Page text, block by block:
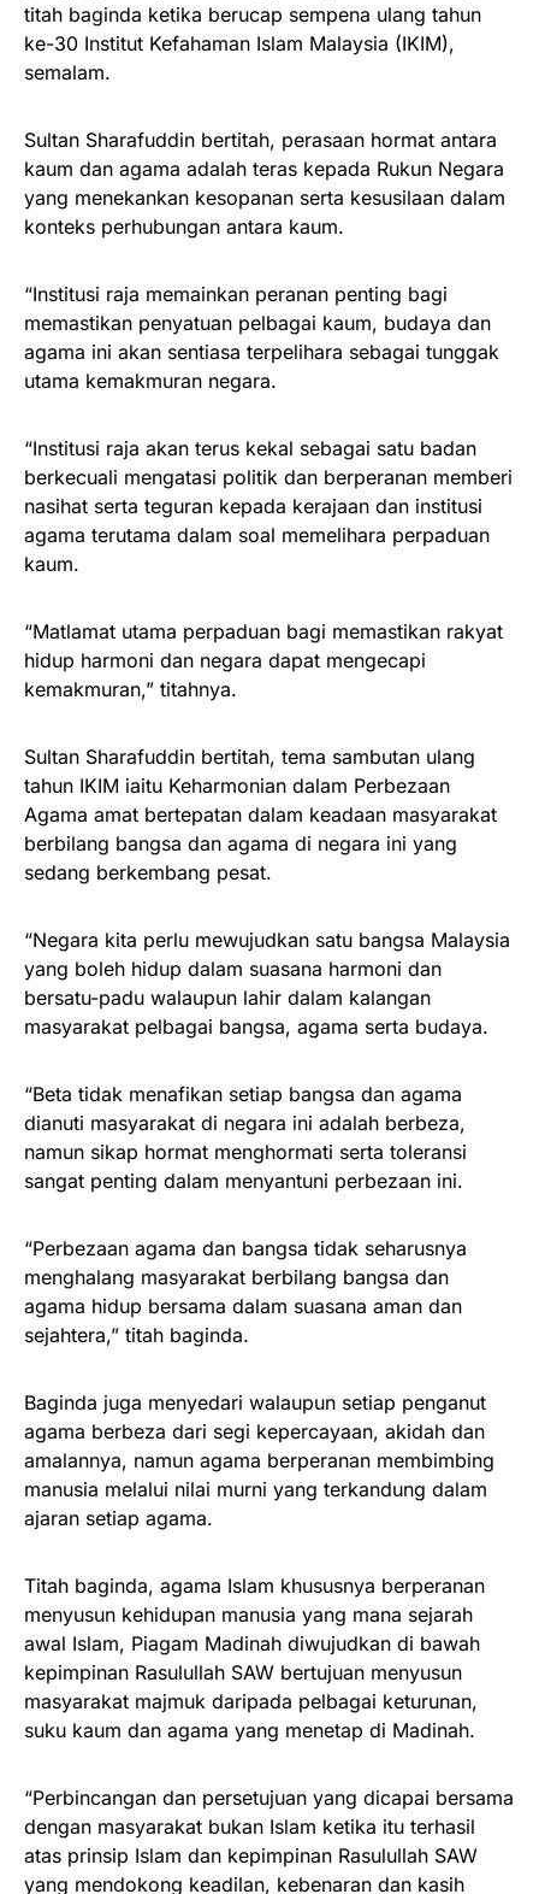
titah baginda ketika berucap sempena ulang tahun
ke-30 Institut Kefahaman Islam Malaysia (IKIM),
semalam.
Sultan Sharafuddin bertitah, perasaan hormat antara
kaum dan agama adalah teras kepada Rukun Negara
yang menekankan kesopanan serta kesusilaan dalam
konteks perhubungan antara kaum.
“Institusi raja memainkan peranan penting bagi
memastikan penyatuan pelbagai kaum, budaya dan
agama ini akan sentiasa terpelihara sebagai tunggak
utama kemakmuran negara.
“Institusi raja akan terus kekal sebagai satu badan
berkecuali mengatasi politik dan berperanan memberi
nasihat serta teguran kepada kerajaan dan institusi
agama terutama dalam soal memelihara perpaduan
kaum.
“Matlamat utama perpaduan bagi memastikan rakyat
hidup harmoni dan negara dapat mengecapi
kemakmuran,” titahnya.
Sultan Sharafuddin bertitah, tema sambutan ulang
tahun IKIM iaitu Keharmonian dalam Perbezaan
Agama amat bertepatan dalam keadaan masyarakat
berbilang bangsa dan agama di negara ini yang
sedang berkembang pesat.
“Negara kita perlu mewujudkan satu bangsa Malaysia
yang boleh hidup dalam suasana harmoni dan
bersatu-padu walaupun lahir dalam kalangan
masyarakat pelbagai bangsa, agama serta budaya.
“Beta tidak menafikan setiap bangsa dan agama
dianuti masyarakat di negara ini adalah berbeza,
namun sikap hormat menghormati serta toleransi
sangat penting dalam menyantuni perbezaan ini.
“Perbezaan agama dan bangsa tidak seharusnya
menghalang masyarakat berbilang bangsa dan
agama hidup bersama dalam suasana aman dan
sejahtera,” titah baginda.
Baginda juga menyedari walaupun setiap penganut
agama berbeza dari segi kepercayaan, akidah dan
amalannya, namun agama berperanan membimbing
manusia melalui nilai murni yang terkandung dalam
ajaran setiap agama.
Titah baginda, agama Islam khususnya berperanan
menyusun kehidupan manusia yang mana sejarah
awal Islam, Piagam Madinah diwujudkan di bawah
kepimpinan Rasulullah SAW bertujuan menyusun
masyarakat majmuk daripada pelbagai keturunan,
suku kaum dan agama yang menetap di Madinah.
“Perbincangan dan persetujuan yang dicapai bersama
dengan masyarakat bukan Islam ketika itu terhasil
atas prinsip Islam dan kepimpinan Rasulullah SAW
yang mendokong keadilan, kebenaran dan kasih